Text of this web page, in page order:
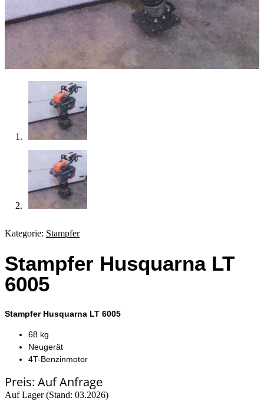
Kategorie: Stampfer
Stampfer Husquarna LT
6005
Stampfer Husquarna LT 6005
68 kg
Neugerät
4T-Benzinmotor
Preis: Auf Anfrage
Auf Lager (Stand: 03.2026)